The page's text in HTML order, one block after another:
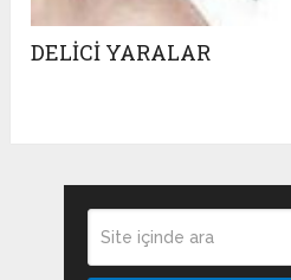
DELİCİ YARALAR